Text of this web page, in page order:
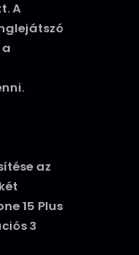
A
az
15 Plus
3